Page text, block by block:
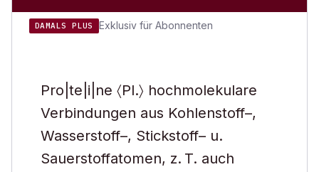
DAMALS PLUS Exklusiv für Abonnenten
Pro|te|i|ne 〈Pl.〉 hochmolekulare
Verbindungen aus Kohlenstoff–,
Wasserstoff–, Stickstoff– u.
Sauerstoffatomen, z. T. auch